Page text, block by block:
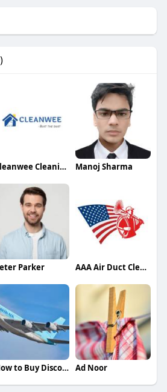
Cleanwee Cleaning Manoj Sharma
Parker AAA Air Duct Cleaning
How to Buy Discounted Business Class Ticket Ad Noor